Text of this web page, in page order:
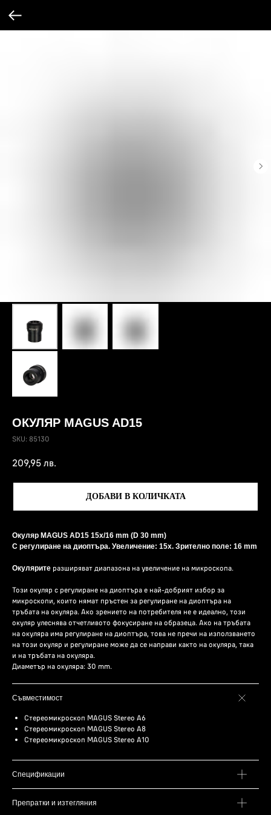
ОКУЛЯР MAGUS AD15
SKU: 85130
209,95 лв.
ДОБАВИ В КОЛИЧКАТА
Окуляр MAGUS AD15 15х/16 mm (D 30 mm)
С регулиране на диоптъра. Увеличение: 15x. Зрително поле: 16 mm
Окулярите разширяват диапазона на увеличение на микроскопа.
Този окуляр с регулиране на диоптъра е най-добрият избор за
микроскопи, които нямат пръстен за регулиране на диоптъра на
тръбата на окуляра. Ако зрението на потребителя не е идеално, този
окуляр улеснява отчетливото фокусиране на образеца. Ако на тръбата
на окуляра има регулиране на диоптъра, това не пречи на използването
на този окуляр и регулиране може да се направи както на окуляра, така
и на тръбата на окуляра.
Диаметър на окуляра: 30 mm.
Съвместимост
Стереомикроскоп MAGUS Stereo A6
Стереомикроскоп MAGUS Stereo A8
Стереомикроскоп MAGUS Stereo A10
Спецификации
Препратки и изтегляния